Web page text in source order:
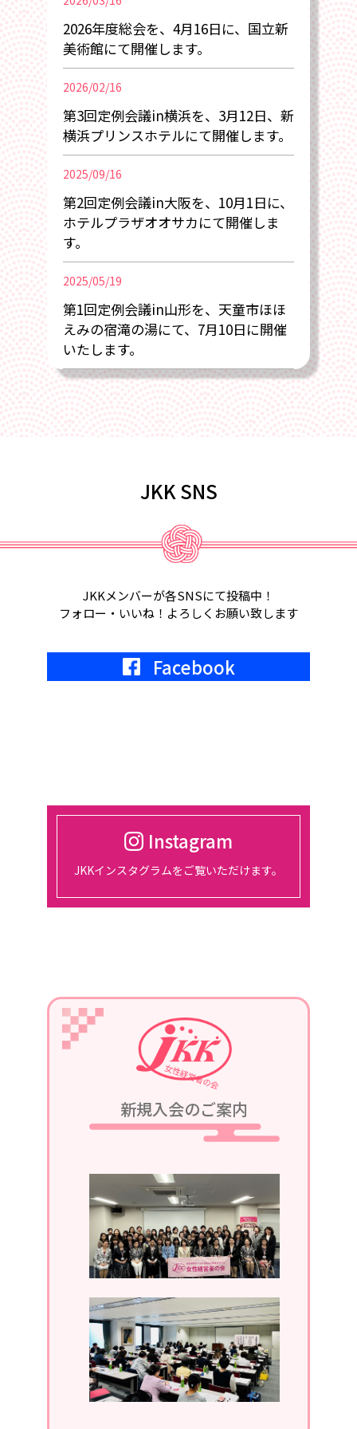
2026年度総会を、4月16日に、国立新
美術館にて開催します。
2026/02/16
第3回定例会議in横浜を、3月12日、新
横浜プリンスホテルにて開催します。
2025/09/16
第2回定例会議in大阪を、10月1日に、
ホテルプラザオオサカにて開催しま
す。
2025/05/19
第1回定例会議in山形を、天童市ほほ
えみの宿滝の湯にて、7月10日に開催
いたします。
2025/02/22
4月17日、2025年総会を全国旅館会館
にて開催します
2月18日、第6回定例会議in福岡が開催
2月5日、2月6日、東京ビッグサイト
にて宿フェス開催。参加します。
2024/05/01
2024年7月9日
東京、都市センターホテルにて、総会
2024/01/30
て開催される『宿フェス』に参加しま
2024年1月22日
第3回定例会議in長崎を、開催。
青年部の協力を得て、勉強会を行いま
令和5年9月25日、令和5・6年度第2回
定例会議in軽井沢が、グランドエクシ
2023/07/05
令和5年7月13日、第1回定例会議in湯
河原が、湯河原温泉ホテルあかねにて
開催されます。
2023/04/05
2023年4月19日、通常総会開催。
2022/11/30
2022年11月。ホームページがリニュ
JKK SNS
JKKメンバーが各SNSにて投稿中！
フォロー・いいね！よろしくお願い致します
Facebook
Instagram
JKKインスタグラムをご覧いただけます。
新規入会のご案内